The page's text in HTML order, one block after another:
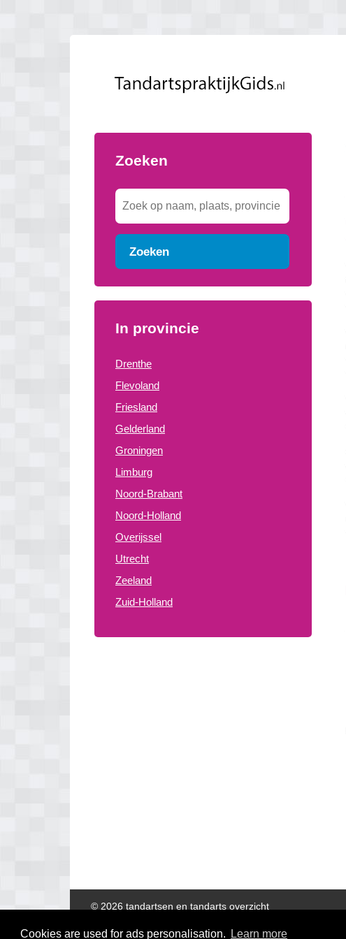
Cookies are used for ads personalisation. Learn more
Zoeken
Zoeken
In provincie
Drenthe
Flevoland
Friesland
Gelderland
Groningen
Limburg
Noord-Brabant
Noord-Holland
Overijssel
Utrecht
Zeeland
Zuid-Holland
© 2026 tandartsen en tandarts overzicht